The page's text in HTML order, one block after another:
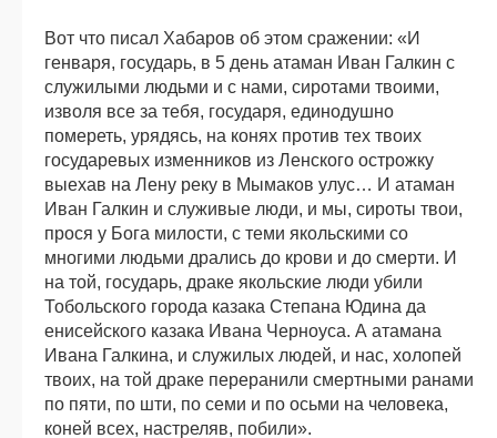
Вот что писал Хабаров об этом сражении: «И
генваря, государь, в 5 день атаман Иван Галкин с
служилыми людьми и с нами, сиротами твоими,
изволя все за тебя, государя, единодушно
помереть, урядясь, на конях против тех твоих
государевых изменников из Ленского острожку
выехав на Лену реку в Мымаков улус… И атаман
Иван Галкин и служивые люди, и мы, сироты твои,
прося у Бога милости, с теми якольскими со
многими людьми дрались до крови и до смерти. И
на той, государь, драке якольские люди убили
Тобольского города казака Степана Юдина да
енисейского казака Ивана Черноуса. А атамана
Ивана Галкина, и служилых людей, и нас, холопей
твоих, на той драке переранили смертными ранами
по пяти, по шти, по семи и по осьми на человека,
коней всех, настреляв, побили».